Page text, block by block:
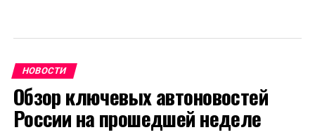
НОВОСТИ
Обзор ключевых автоновостей
России на прошедшей неделе